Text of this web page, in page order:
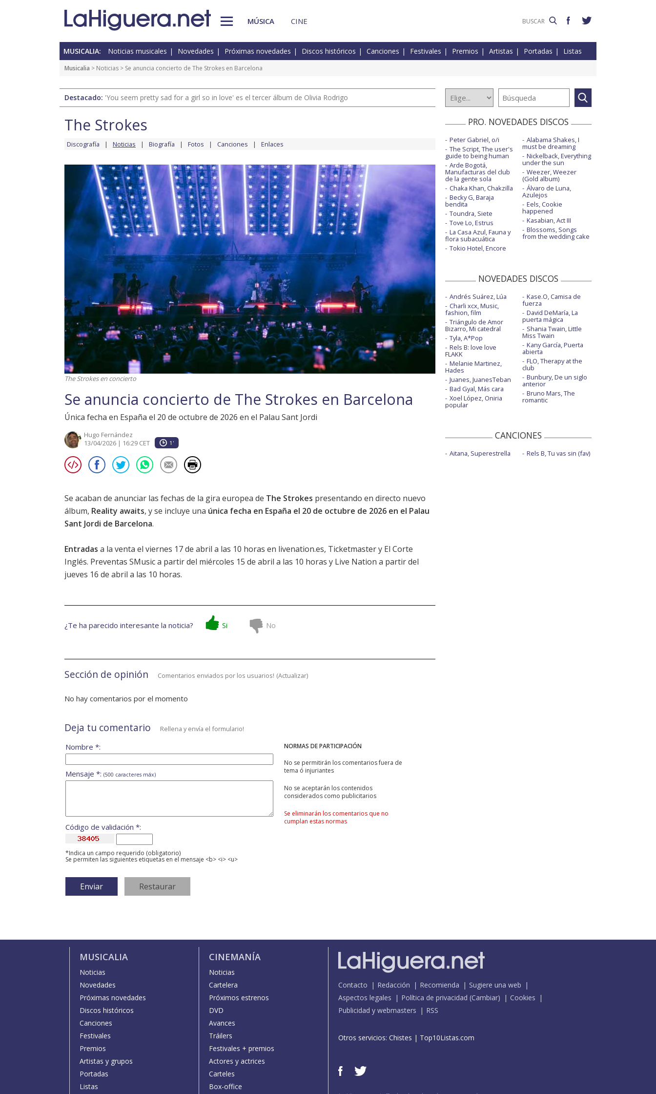
MÚSICA CINE
MUSICALIA: Noticias musicales Novedades Próximas novedades Discos históricos Canciones Festivales Premios Artistas Portadas Listas
Musicalia > Noticias > Se anuncia concierto de The Strokes en Barcelona
Destacado: 'You seem pretty sad for a girl so in love' es el tercer álbum de Olivia Rodrigo
The Strokes
Discografía Noticias Biografía Fotos Canciones Enlaces
The Strokes en concierto
Se anuncia concierto de The Strokes en Barcelona
Única fecha en España el 20 de octubre de 2026 en el Palau Sant Jordi
Hugo Fernández
13/04/2026 | 16:29 CET
1'
Se acaban de anunciar las fechas de la gira europea de The Strokes presentando en directo nuevo
álbum, Reality awaits, y se incluye una única fecha en España el 20 de octubre de 2026 en el Palau
Sant Jordi de Barcelona.
Entradas a la venta el viernes 17 de abril a las 10 horas en livenation.es, Ticketmaster y El Corte
Inglés. Preventas SMusic a partir del miércoles 15 de abril a las 10 horas y Live Nation a partir del
jueves 16 de abril a las 10 horas.
¿Te ha parecido interesante la noticia? Si No
Sección de opinión Comentarios enviados por los usuarios! (Actualizar)
No hay comentarios por el momento
Deja tu comentario Rellena y envía el formulario!
NORMAS DE PARTICIPACIÓN
No se permitirán los comentarios fuera de
tema ó injuriantes
No se aceptarán los contenidos
considerados como publicitarios
Se eliminarán los comentarios que no
cumplan estas normas
Nombre *:
Mensaje *: (500 caracteres máx)
Código de validación *:
*Indica un campo requerido (obligatorio)
Se permiten las siguientes etiquetas en el mensaje <b> <i> <u>
PRO. NOVEDADES DISCOS
Peter Gabriel, o/i
The Script, The user's
guide to being human
Arde Bogotá,
Manufacturas del club
de la gente sola
Chaka Khan, Chakzilla
Becky G, Baraja
bendita
Toundra, Siete
Tove Lo, Estrus
La Casa Azul, Fauna y
flora subacuática
Tokio Hotel, Encore
Alabama Shakes, I
must be dreaming
Nickelback, Everything
under the sun
Weezer, Weezer
(Gold album)
Álvaro de Luna,
Azulejos
Eels, Cookie
happened
Kasabian, Act III
Blossoms, Songs
from the wedding cake
NOVEDADES DISCOS
Andrés Suárez, Lúa
Charli xcx, Music,
fashion, film
Triángulo de Amor
Bizarro, Mi catedral
Tyla, A*Pop
Rels B: love love
FLAKK
Melanie Martinez,
Hades
Juanes, JuanesTeban
Bad Gyal, Más cara
Xoel López, Oniria
popular
Kase.O, Camisa de
fuerza
David DeMaría, La
puerta mágica
Shania Twain, Little
Miss Twain
Kany García, Puerta
abierta
FLO, Therapy at the
club
Bunbury, De un siglo
anterior
Bruno Mars, The
romantic
CANCIONES
Aitana, Superestrella Rels B, Tu vas sin (fav)
MUSICALIA
Noticias
Novedades
Próximas novedades
Discos históricos
Canciones
Festivales
Premios
Artistas y grupos
Portadas
Listas
CINEMANÍA
Noticias
Cartelera
Próximos estrenos
DVD
Avances
Tráilers
Festivales + premios
Actores y actrices
Carteles
Box-office
Contacto Redacción Recomienda
Sugiere una web
Aspectos legales
Política de privacidad (Cambiar)
Cookies
Publicidad y webmasters
RSS
Otros servicios: Chistes | Top10Listas.com